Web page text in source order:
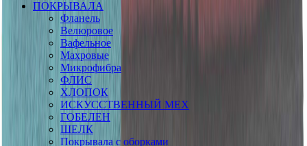
ПОКРЫВАЛА
Фланель
Велюровое
Вафельное
Махровые
Микрофибра
ФЛИС
ХЛОПОК
ИСКУССТВЕННЫЙ МЕХ
ГОБЕЛЕН
ШЕЛК
Покрывала с оборками